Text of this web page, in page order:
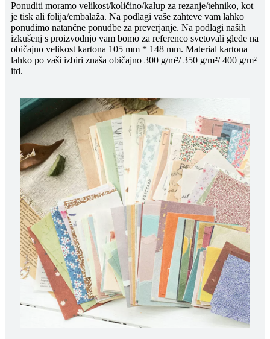
Ponuditi moramo velikost/količino/kalup za rezanje/tehniko, kot
je tisk ali folija/embalaža. Na podlagi vaše zahteve vam lahko
ponudimo natančne ponudbe za preverjanje. Na podlagi naših
izkušenj s proizvodnjo vam bomo za referenco svetovali glede na
običajno velikost kartona 105 mm * 148 mm. Material kartona
lahko po vaši izbiri znaša običajno 300 g/m²/ 350 g/m²/ 400 g/m²
itd.